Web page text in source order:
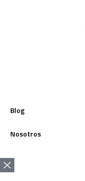
Blog
Nosotros